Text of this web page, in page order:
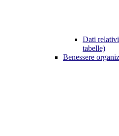
Dati
tabelle)
Benessere